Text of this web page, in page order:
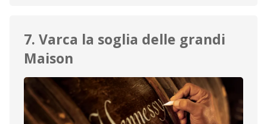
7. Varca la soglia delle grandi
Maison